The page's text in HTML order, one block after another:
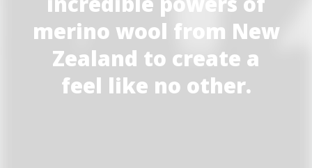
merino wool from New
Zealand to create a
feel like no other.